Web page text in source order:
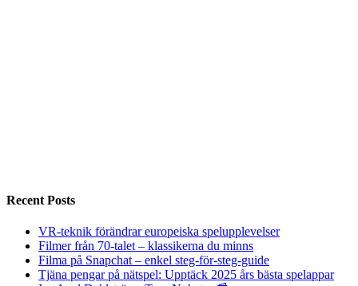
Recent Posts
VR-teknik förändrar europeiska spelupplevelser
Filmer från 70-talet – klassikerna du minns
Filma på Snapchat – enkel steg-för-steg-guide
Tjäna pengar på nätspel: Upptäck 2025 års bästa spelappar